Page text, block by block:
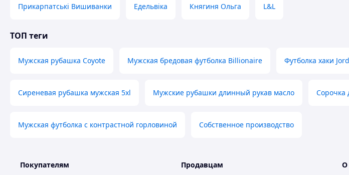
Індивідуальний дизайн
Великий асортимент товару, що постійно оновлюється
Також в нашому Інтернет-магазин "Скарбниця Карпат"
― Ви
краю:
вишиванки ,скатертини, посуд, взуття дари Карпат вироби з
шкіри вироби з дерева сувенірна продукція та багато інших цікавих дрібничок
Не забудьте переглянути Новинки!
Прикарпатські Вишиванки Едельвіка Княгиня Ольга L&L
ТОП теги
Мужская рубашка Coyote Мужская бредовая футболка Billionaire Футболка хаки
Сиреневая рубашка мужская 5xl Мужские рубашки длинный рукав масло Сорочка
Мужская футболка с контрастной горловиной Собственное производство
Покупателям Продавцам О